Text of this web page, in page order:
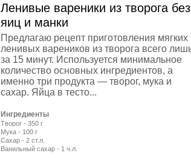
Ленивые вареники из творога без
яиц и манки
Предлагаю рецепт приготовления мягких
ленивых вареников из творога всего
за 15 минут. Используется минимальное
количество основных ингредиентов, а
именно три продукта — творог, мука и
сахар. Яйца в тесто...
Ингредиенты
Творог - 350 г
Мука - 100 г
Сахар - 2 ст.л.
Ванильный сахар - 1 ч.л.